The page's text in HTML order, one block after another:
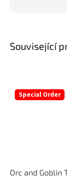
Související
Special Order
Orc and Goblin